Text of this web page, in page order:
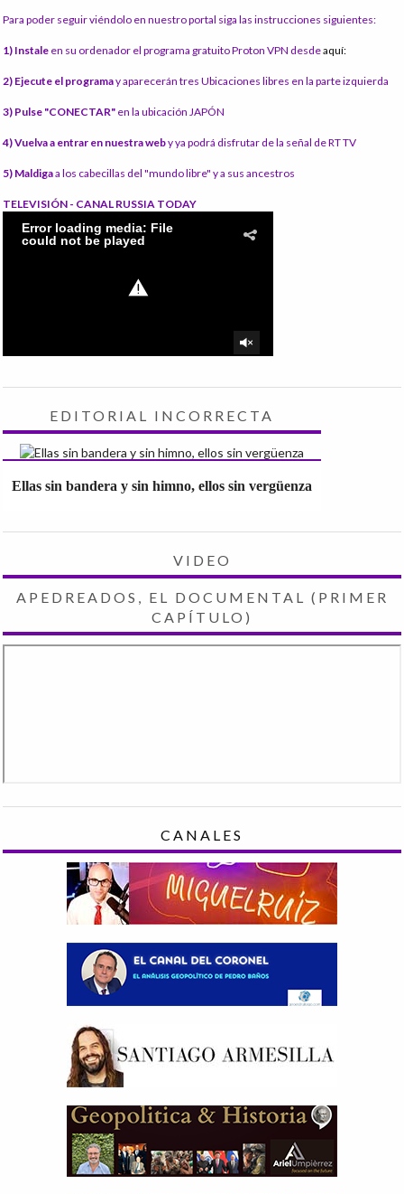
Para poder seguir viéndolo en nuestro portal siga las instrucciones siguientes:
1) Instale en su ordenador el programa gratuito Proton VPN desdeaquí:
2) Ejecute el programay aparecerán tres Ubicaciones libres en la parte izquierda
3) Pulse "CONECTAR" en la ubicación JAPÓN
4) Vuelva a entrar en nuestra weby ya podrá disfrutar de la señal de RT TV
5) Maldigaa los cabecillas del "mundo libre" y a sus ancestros
TELEVISIÓN - CANAL RUSSIA TODAY
EDITORIAL INCORRECTA
Ellas sin bandera y sin himno, ellos sin vergüenza
VIDEO
APEDREADOS, EL DOCUMENTAL (PRIMER
CAPÍTULO)
CANALES